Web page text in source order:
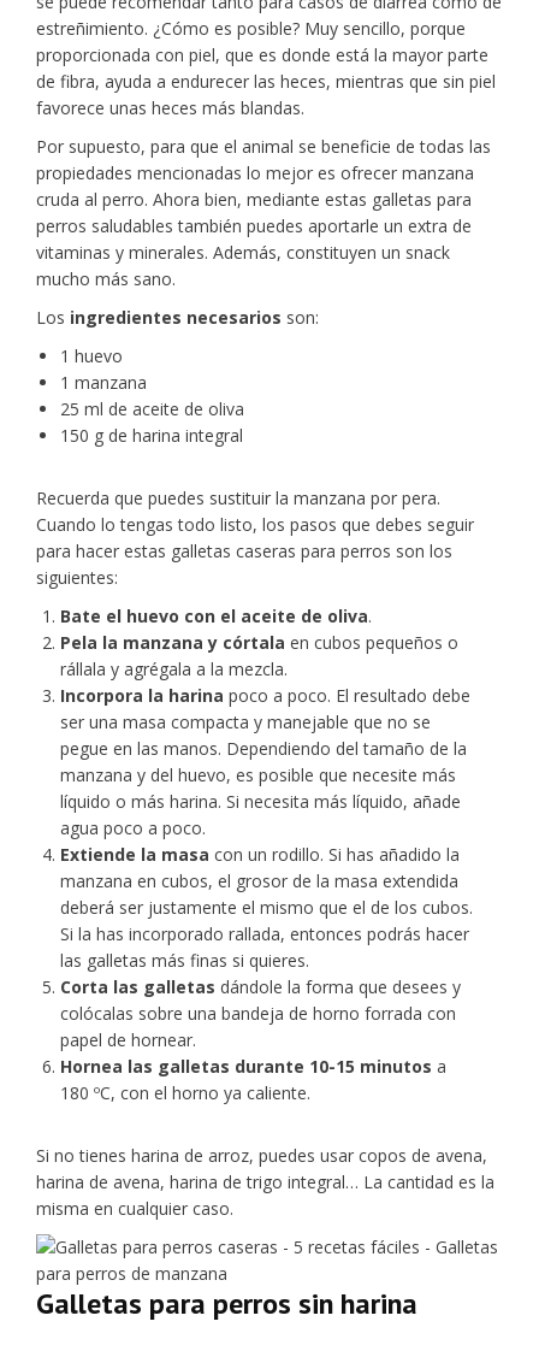
estreñimiento. ¿Cómo es posible? Muy sencillo, porque
proporcionada con piel, que es donde está la mayor parte
de fibra, ayuda a endurecer las heces, mientras que sin piel
favorece unas heces más blandas.
Por supuesto, para que el animal se beneficie de todas las
propiedades mencionadas lo mejor es ofrecer manzana
cruda al perro. Ahora bien, mediante estas galletas para
perros saludables también puedes aportarle un extra de
vitaminas y minerales. Además, constituyen un snack
mucho más sano.
Los ingredientes necesarios son:
1 huevo
1 manzana
25 ml de aceite de oliva
150 g de harina integral
Recuerda que puedes sustituir la manzana por pera.
Cuando lo tengas todo listo, los pasos que debes seguir
para hacer estas galletas caseras para perros son los
siguientes:
Bate el huevo con el aceite de oliva.
Pela la manzana y córtala en cubos pequeños o
rállala y agrégala a la mezcla.
Incorpora la harina poco a poco. El resultado debe
ser una masa compacta y manejable que no se
pegue en las manos. Dependiendo del tamaño de la
manzana y del huevo, es posible que necesite más
líquido o más harina. Si necesita más líquido, añade
agua poco a poco.
Extiende la masa con un rodillo. Si has añadido la
manzana en cubos, el grosor de la masa extendida
deberá ser justamente el mismo que el de los cubos.
Si la has incorporado rallada, entonces podrás hacer
las galletas más finas si quieres.
Corta las galletas dándole la forma que desees y
colócalas sobre una bandeja de horno forrada con
papel de hornear.
Hornea las galletas durante 10-15 minutos a
180 ºC, con el horno ya caliente.
Si no tienes harina de arroz, puedes usar copos de avena,
harina de avena, harina de trigo integral… La cantidad es la
misma en cualquier caso.
Galletas para perros sin harina